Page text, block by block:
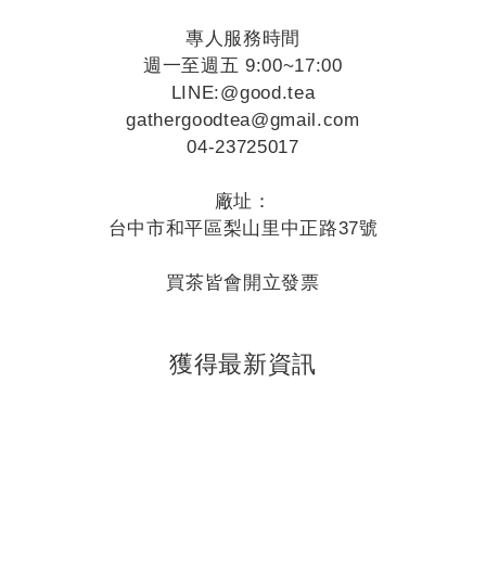
專人服務時間
週一至週五 9:00~17:00
LINE:@good.tea
gathergoodtea@gmail.com
04-23725017
廠址：
台中市和平區梨山里中正路37號
買茶皆會開立發票
獲得最新資訊